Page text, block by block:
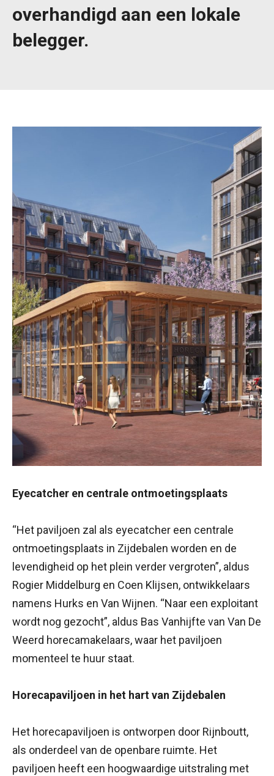
overhandigd aan een lokale
belegger.
Eyecatcher en centrale ontmoetingsplaats
“Het paviljoen zal als eyecatcher een centrale
ontmoetingsplaats in Zijdebalen worden en de
levendigheid op het plein verder vergroten”, aldus
Rogier Middelburg en Coen Klijsen, ontwikkelaars
namens Hurks en Van Wijnen. “Naar een exploitant
wordt nog gezocht”, aldus Bas Vanhijfte van Van De
Weerd horecamakelaars, waar het paviljoen
momenteel te huur staat.
Horecapaviljoen in het hart van Zijdebalen
Het horecapaviljoen is ontworpen door Rijnboutt,
als onderdeel van de openbare ruimte. Het
paviljoen heeft een hoogwaardige uitstraling met